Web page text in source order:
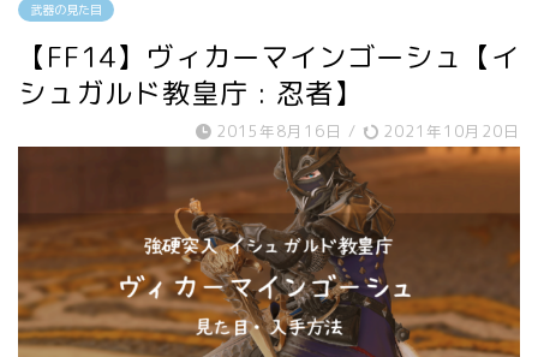
武器の見た目
【FF14】ヴィカーマインゴーシュ【イ
シュガルド教皇庁 : 忍者】
2015年8月16日 / 2021年10月20日